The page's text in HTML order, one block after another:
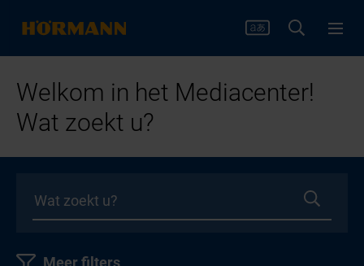
Welkom in het Mediacenter!
Wat zoekt u?
Meer filters